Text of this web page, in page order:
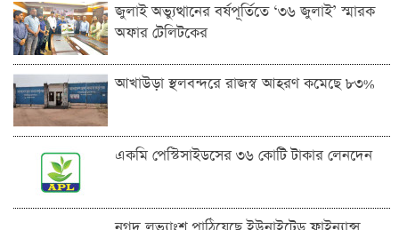
জুলাই অভ্যুত্থানের বর্ষপূর্তিতে ‘৩৬ জুলাই’ স্মারক
অফার টেলিটকের
আখাউড়া স্থলবন্দরে রাজস্ব আহরণ কমেছে ৮৩%
একমি পেস্টিসাইডসের ৩৬ কোটি টাকার লেনদেন